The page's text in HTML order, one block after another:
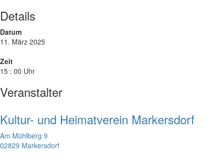
Details
Datum
11. März 2025
Zeit
15 : 00 Uhr
Veranstalter
Kultur- und Heimatverein Markersdorf
Am Mühlberg 9
02829 Markersdorf